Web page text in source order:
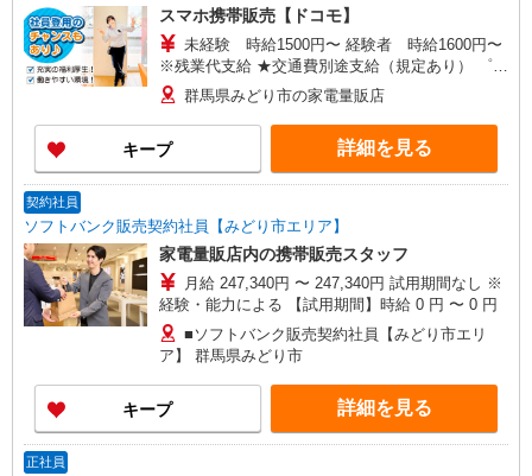
スマホ携帯販売【ドコモ】
未経験 時給1500円〜 経験者 時給1600円〜
※残業代支給 ★交通費別途支給（規定あり） ゜
+゜・。○。・゜+゜・。○。・゜+゜ 入社祝い金10
万円支給(規定有) お友達を紹介頂くと, インセンテ
ィブ支給(規定有) ★月2回払い・週払い可能（規程
有）★ ゜・。○。・゜+゜・。○。・゜+゜
群馬県みどり市の家電量販店
キープ 詳細を見る
契約社員
ソフトバンク販売契約社員【みどり市エリア】
家電量販店内の携帯販売スタッフ
月給 247,340円 〜 247,340円 試用期間なし ※
経験・能力による 【試用期間】時給 0 円 〜 0 円
■ソフトバンク販売契約社員【みどり市エリ
ア】 群馬県みどり市
キープ 詳細を見る
正社員